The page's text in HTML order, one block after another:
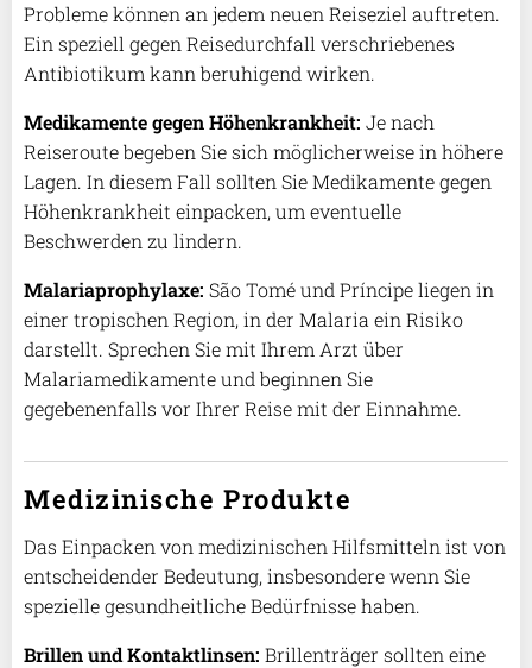
Probleme können an jedem neuen Reiseziel auftreten.
Ein speziell gegen Reisedurchfall verschriebenes
Antibiotikum kann beruhigend wirken.
Medikamente gegen Höhenkrankheit: Je nach
Reiseroute begeben Sie sich möglicherweise in höhere
Lagen. In diesem Fall sollten Sie Medikamente gegen
Höhenkrankheit einpacken, um eventuelle
Beschwerden zu lindern.
Malariaprophylaxe: São Tomé und Príncipe liegen in
einer tropischen Region, in der Malaria ein Risiko
darstellt. Sprechen Sie mit Ihrem Arzt über
Malariamedikamente und beginnen Sie
gegebenenfalls vor Ihrer Reise mit der Einnahme.
Medizinische Produkte
Das Einpacken von medizinischen Hilfsmitteln ist von
entscheidender Bedeutung, insbesondere wenn Sie
spezielle gesundheitliche Bedürfnisse haben.
Brillen und Kontaktlinsen: Brillenträger sollten eine